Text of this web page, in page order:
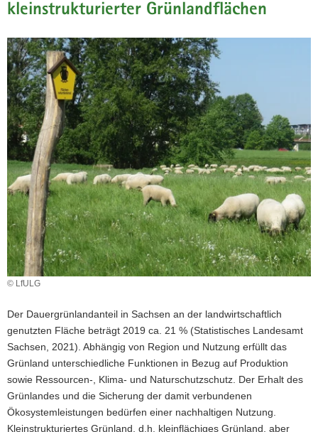
kleinstrukturierter Grünlandflächen
© LfULG
Der Dauergrünlandanteil in Sachsen an der landwirtschaftlich
genutzten Fläche beträgt 2019 ca. 21 % (Statistisches Landesamt
Sachsen, 2021). Abhängig von Region und Nutzung erfüllt das
Grünland unterschiedliche Funktionen in Bezug auf Produktion
sowie Ressourcen-, Klima- und Naturschutzschutz. Der Erhalt des
Grünlandes und die Sicherung der damit verbundenen
Ökosystemleistungen bedürfen einer nachhaltigen Nutzung.
Kleinstrukturiertes Grünland, d.h. kleinflächiges Grünland, aber